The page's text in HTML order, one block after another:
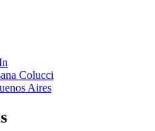
Colucci
Aires